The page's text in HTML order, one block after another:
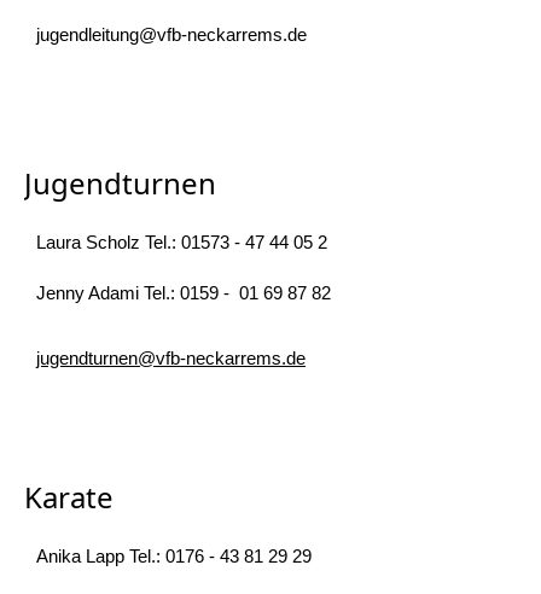
jugendleitung@vfb-neckarrems.de
Jugendturnen
Laura Scholz Tel.: 01573 - 47 44 05 2
Jenny Adami Tel.: 0159 - 01 69 87 82
jugendturnen@vfb-neckarrems.de
Karate
Anika Lapp Tel.: 0176 - 43 81 29 29